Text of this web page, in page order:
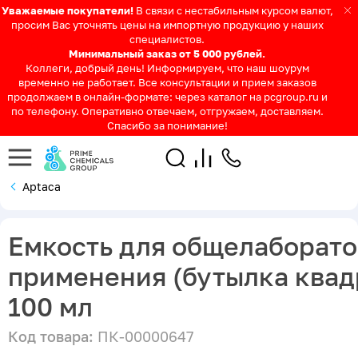
Уважаемые покупатели! В связи с нестабильным курсом валют,
просим Вас уточнять цены на импортную продукцию у наших
специалистов.
Минимальный заказ от 5 000 рублей.
Коллеги, добрый день! Информируем, что наш шоурум
временно не работает. Все консультации и прием заказов
продолжаем в онлайн-формате: через каталог на pcgroup.ru и
по телефону. Оперативно отвечаем, отгружаем, доставляем.
Спасибо за понимание!
Aptaca
Емкость для
применения (бутылка
100 мл
Код товара: ПК-00000647